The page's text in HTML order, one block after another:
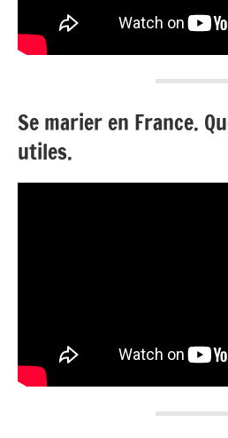
Se marier en France.
utiles.